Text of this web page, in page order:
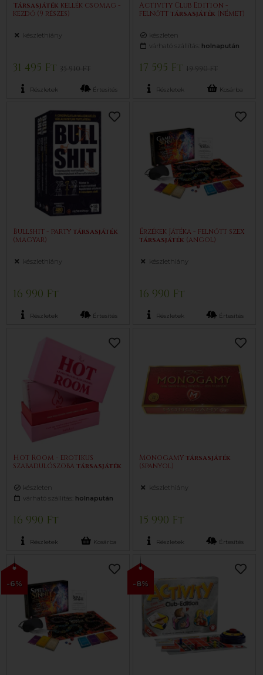
Társasjáték kellék csomag -
kezdő (9 részes)
készlethiány
31 495 Ft35 910 Ft
Részletek Értesítés
Activity Club Edition -
felnőtt társasjáték (német)
készleten
várható szállítás: holnapután
17 595 Ft19 990 Ft
Részletek Kosárba
Bullshit - party társasjáték
(magyar)
készlethiány
16 990 Ft
Részletek Értesítés
Érzékek Játéka - felnőtt szex
társasjáték (angol)
készlethiány
16 990 Ft
Részletek Értesítés
Hot Room - erotikus
szabadulószoba társasjáték
készleten
várható szállítás: holnapután
16 990 Ft
Részletek Kosárba
Monogamy társasjáték
(spanyol)
készlethiány
15 990 Ft
Részletek Értesítés
-6% -8%